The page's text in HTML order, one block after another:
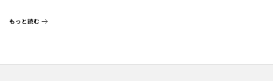
もっと読む